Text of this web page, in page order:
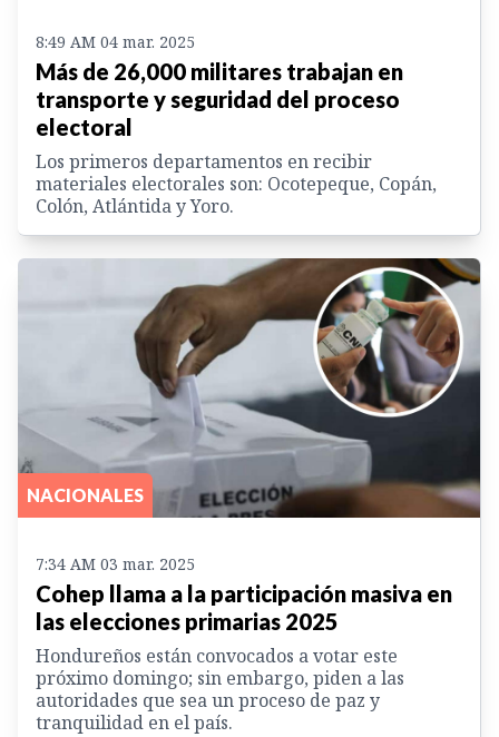
8:49 AM 04 mar. 2025
Más de 26,000 militares trabajan en
transporte y seguridad del proceso
electoral
Los primeros departamentos en recibir
materiales electorales son: Ocotepeque, Copán,
Colón, Atlántida y Yoro.
NACIONALES
7:34 AM 03 mar. 2025
Cohep llama a la participación masiva en
las elecciones primarias 2025
Hondureños están convocados a votar este
próximo domingo; sin embargo, piden a las
autoridades que sea un proceso de paz y
tranquilidad en el país.